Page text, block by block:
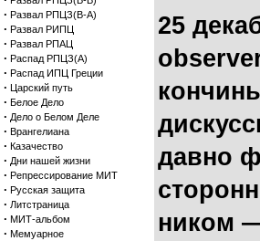
· Развал РПЦЗ(В-А)
· Развал РИПЦ
· Развал РПАЦ
· Распад РПЦЗ(А)
· Распад ИПЦ Греции
· Царский путь
· Белое Дело
· Дело о Белом Деле
· Врангелиана
· Казачество
· Дни нашей жизни
· Репрессирование МИТ
· Русская защита
· Литстраница
· МИТ-альбом
· Мемуарное
25
давно
ником